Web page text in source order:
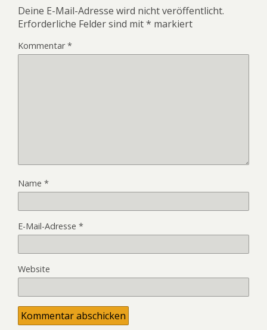
Deine E-Mail-Adresse wird nicht veröffentlicht.
Erforderliche Felder sind mit* markiert
Kommentar*
Name *
E-Mail-Adresse *
Website